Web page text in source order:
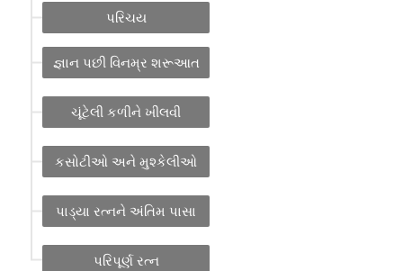
પરિચય
જ્ઞાન પછી વિનમ્ર શરૂઆત
ચૂંટેલી કળીને ખીલવી
કસોટીઓ અને મુશ્કેલીઓ
પાડ્યા રત્નને અંતિમ પાસા
પરિપૂર્ણ રત્ન